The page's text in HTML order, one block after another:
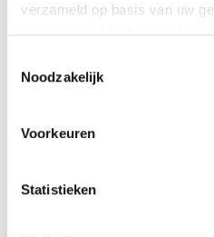
verzameld op basis van uw
Noodzakelijk
Voorkeuren
Statistieken
Vul deze informatie aan of geef
Vereiste velden zijn gemarkeerd